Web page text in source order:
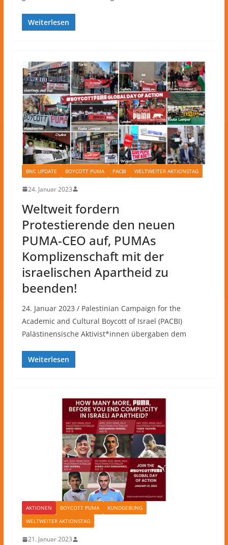
Weiterlesen
BNC UPDATE BOYCOTT PUMA PACBI WELTWEITER AKTIONSTAG
24. Januar 2023
Weltweit fordern
Protestierende den neuen
PUMA-CEO auf, PUMAs
Komplizenschaft mit der
israelischen Apartheid zu
beenden!
24. Januar 2023 / Palestinian Campaign for the
Academic and Cultural Boycott of Israel (PACBI)
Palästinensische Aktivist*innen übergaben dem
Weiterlesen
AKTIONEN BOYCOTT PUMA
KUNDGEBUNG
WELTWEITER AKTIONSTAG
21. Januar 2023